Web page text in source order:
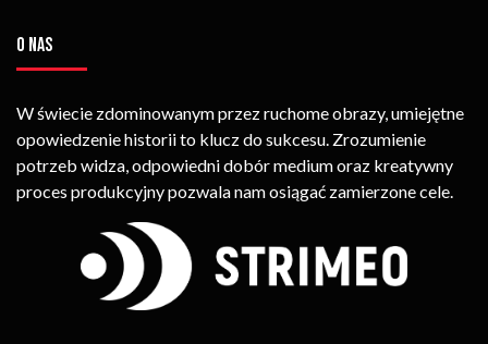
O NAS
W świecie zdominowanym przez ruchome obrazy, umiejętne
opowiedzenie historii to klucz do sukcesu. Zrozumienie
potrzeb widza, odpowiedni dobór medium oraz kreatywny
proces produkcyjny pozwala nam osiągać zamierzone cele.